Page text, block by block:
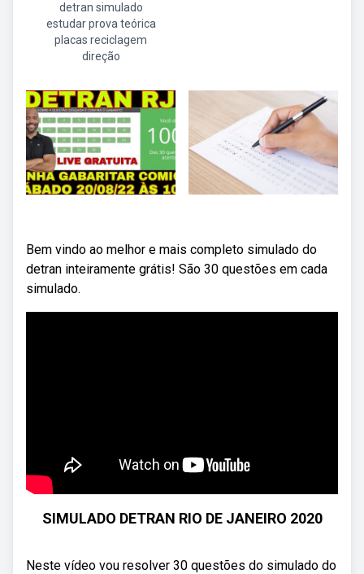
detran simulado
estudar prova teórica
placas reciclagem
direção
Bem vindo ao melhor e mais completo simulado do
detran inteiramente grátis! São 30 questões em cada
simulado.
SIMULADO DETRAN RIO DE JANEIRO 2020
Neste vídeo vou resolver 30 questões do simulado do